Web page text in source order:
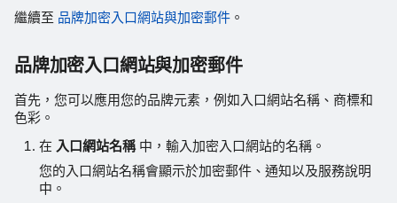
繼續至 品牌加密入口網站與加密郵件 。
品牌加密入口網站與加密郵件
首先，您可以應用您的品牌元素，例如入口網站名稱、商標和
色彩。
在 入口網站名稱中，輸入加密入口網站的名稱。
您的入口網站名稱會顯示於加密郵件、通知以及服務說明
中。